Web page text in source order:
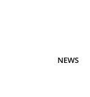
NEWS